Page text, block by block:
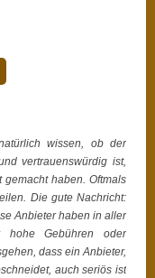
wissen, ob der
vertrauenswürdig ist,
haben. Oftmals
Die gute Nachricht:
Anbieter haben in aller
hohe Gebühren oder
dass ein Anbieter,
auch seriös ist